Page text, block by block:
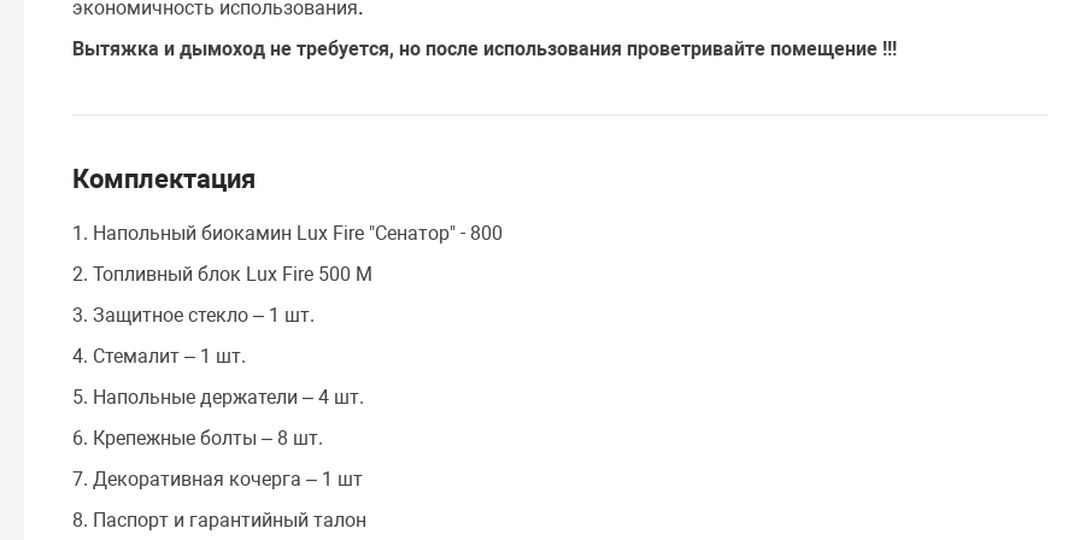
экономичность использования.
Вытяжка и дымоход не требуется, но после использования проветривайте помещение !!!
Комплектация
1. Напольный биокамин Lux Fire "Сенатор" - 800
2. Топливный блок Lux Fire 500 M
3. Защитное стекло – 1 шт.
4. Стемалит – 1 шт.
5. Напольные держатели – 4 шт.
6. Крепежные болты – 8 шт.
7. Декоративная кочерга – 1 шт
8. Паспорт и гарантийный талон